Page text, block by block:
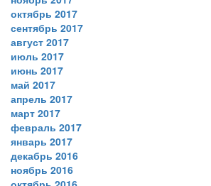
октябрь 2017
сентябрь 2017
август 2017
июль 2017
июнь 2017
май 2017
апрель 2017
март 2017
февраль 2017
январь 2017
декабрь 2016
ноябрь 2016